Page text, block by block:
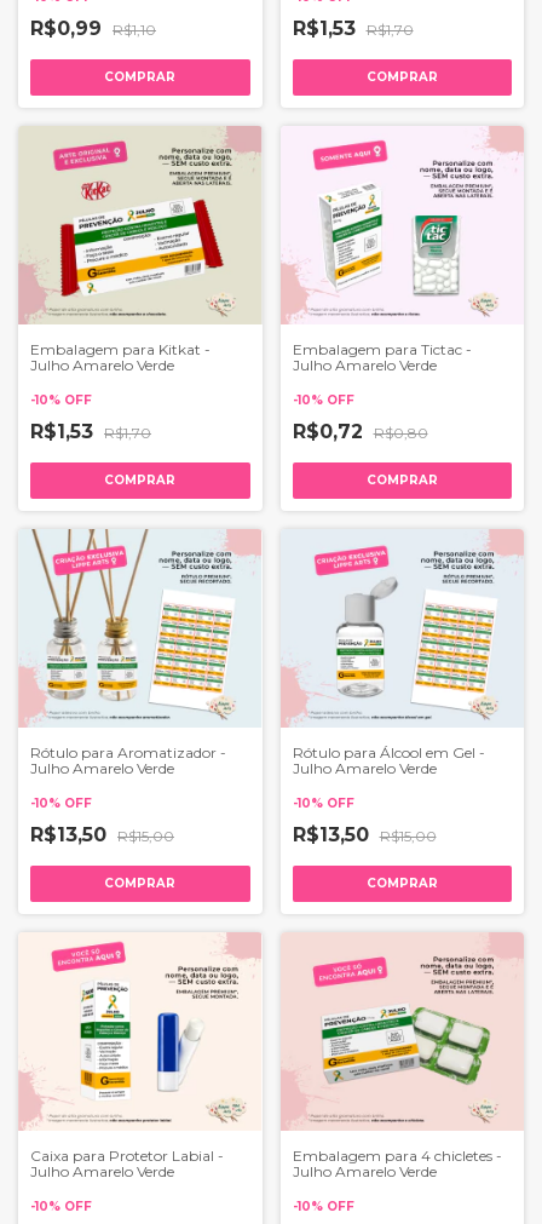
R$0,99 R$1,10
COMPRAR
R$1,53 R$1,70
COMPRAR
Embalagem para Kitkat -
Julho Amarelo Verde
-10% OFF
R$1,53 R$1,70
COMPRAR
Embalagem para Tictac -
Julho Amarelo Verde
-10% OFF
R$0,72 R$0,80
COMPRAR
Rótulo para Aromatizador -
Julho Amarelo Verde
-10% OFF
R$13,50 R$15,00
COMPRAR
Rótulo para Álcool em Gel -
Julho Amarelo Verde
-10% OFF
R$13,50 R$15,00
COMPRAR
Caixa para Protetor Labial -
Julho Amarelo Verde
-10% OFF
Embalagem para 4 chicletes -
Julho Amarelo Verde
-10% OFF